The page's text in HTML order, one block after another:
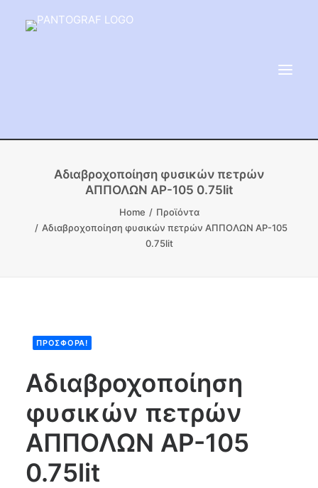
ΕΙΔΗ ΜΝΗΜΕΙΟΥ
ΑΔΑΜΑΝΤΟΦΟΡΟΙ ΔΙΣΚΟΙ
ΠΡΟΪΟΝΤΑ ΜΑΡΜΆΡΟΥ
search
CART
Αδιαβροχοποίηση φυσικών πετρών
ΑΠΠΟΛΩΝ ΑΡ-105 0.75lit
Home
Προϊόντα
Αδιαβροχοποίηση φυσικών πετρών ΑΠΠΟΛΩΝ ΑΡ-105
0.75lit
ΠΡΟΣΦΟΡΆ!
Αδιαβροχοποίηση
φυσικών πετρών
ΑΠΠΟΛΩΝ ΑΡ-105
0.75lit